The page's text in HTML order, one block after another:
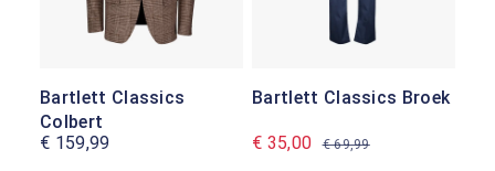
Bartlett Classics
Colbert
€ 159,99
Bartlett Classics Broek
€ 35,00 € 69,99